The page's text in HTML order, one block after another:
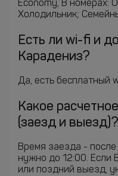
Economy, В номерах:
Холодильник;
Есть ли wi-fi и
Карадениз?
Да, есть бесплатный
Какое
(заезд и выезд)?
Время заезда -
нужно до 12:00. Если
или поздний выезд,